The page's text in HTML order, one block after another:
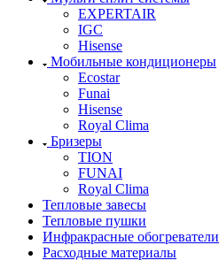
EXPERTAIR
IGC
Hisense
Мобильные кондиционеры
Ecostar
Funai
Hisense
Royal Clima
Бризеры
TION
FUNAI
Royal Clima
Тепловые завесы
Тепловые пушки
Инфракрасные обогреватели
Расходные материалы